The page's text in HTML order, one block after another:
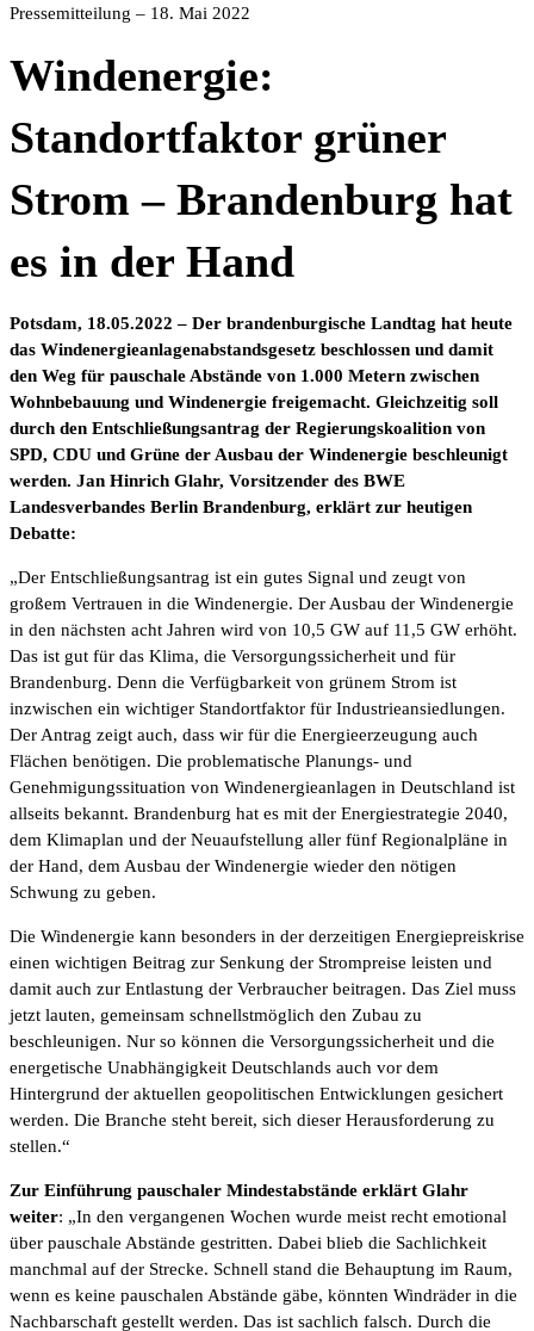
Pressemitteilung – 18. Mai 2022
Windenergie:
Standortfaktor grüner
Strom – Brandenburg hat
es in der Hand
Potsdam, 18.05.2022 – Der brandenburgische Landtag hat heute
das Windenergieanlagenabstandsgesetz beschlossen und damit
den Weg für pauschale Abstände von 1.000 Metern zwischen
Wohnbebauung und Windenergie freigemacht. Gleichzeitig soll
durch den Entschließungsantrag der Regierungskoalition von
SPD, CDU und Grüne der Ausbau der Windenergie beschleunigt
werden. Jan Hinrich Glahr, Vorsitzender des BWE
Landesverbandes Berlin Brandenburg, erklärt zur heutigen
Debatte:
„Der Entschließungsantrag ist ein gutes Signal und zeugt von
großem Vertrauen in die Windenergie. Der Ausbau der Windenergie
in den nächsten acht Jahren wird von 10,5 GW auf 11,5 GW erhöht.
Das ist gut für das Klima, die Versorgungssicherheit und für
Brandenburg. Denn die Verfügbarkeit von grünem Strom ist
inzwischen ein wichtiger Standortfaktor für Industrieansiedlungen.
Der Antrag zeigt auch, dass wir für die Energieerzeugung auch
Flächen benötigen. Die problematische Planungs- und
Genehmigungssituation von Windenergieanlagen in Deutschland ist
allseits bekannt. Brandenburg hat es mit der Energiestrategie 2040,
dem Klimaplan und der Neuaufstellung aller fünf Regionalpläne in
der Hand, dem Ausbau der Windenergie wieder den nötigen
Schwung zu geben.
Die Windenergie kann besonders in der derzeitigen Energiepreiskrise
einen wichtigen Beitrag zur Senkung der Strompreise leisten und
damit auch zur Entlastung der Verbraucher beitragen. Das Ziel muss
jetzt lauten, gemeinsam schnellstmöglich den Zubau zu
beschleunigen. Nur so können die Versorgungssicherheit und die
energetische Unabhängigkeit Deutschlands auch vor dem
Hintergrund der aktuellen geopolitischen Entwicklungen gesichert
werden. Die Branche steht bereit, sich dieser Herausforderung zu
stellen.“
Zur Einführung pauschaler Mindestabstände erklärt Glahr
weiter: „In den vergangenen Wochen wurde meist recht emotional
über pauschale Abstände gestritten. Dabei blieb die Sachlichkeit
manchmal auf der Strecke. Schnell stand die Behauptung im Raum,
wenn es keine pauschalen Abstände gäbe, könnten Windräder in die
Nachbarschaft gestellt werden. Das ist sachlich falsch. Durch die